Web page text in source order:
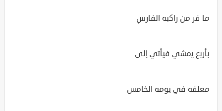
ما فر من راكبه الفارسِ
بأربع يمشي فيأتي إلى
معلفه في يومه الخامس